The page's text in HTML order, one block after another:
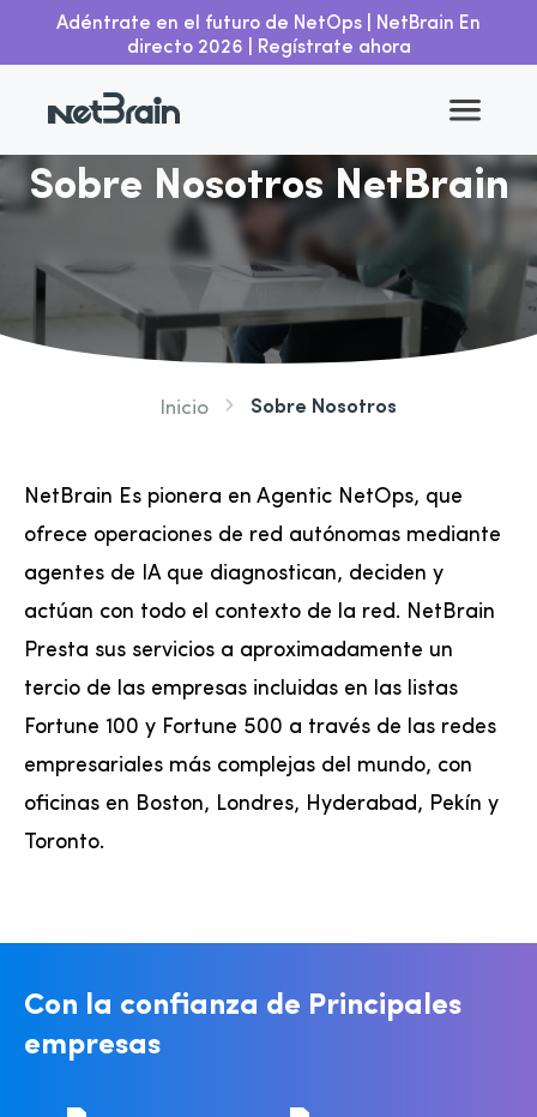
Adéntrate en el futuro de NetOps | NetBrain En
directo 2026 | Regístrate ahora
Sobre Nosotros NetBrain
Inicio Sobre Nosotros
NetBrain Es pionera en Agentic NetOps, que
ofrece operaciones de red autónomas mediante
agentes de IA que diagnostican, deciden y
actúan con todo el contexto de la red. NetBrain
Presta sus servicios a aproximadamente un
tercio de las empresas incluidas en las listas
Fortune 100 y Fortune 500 a través de las redes
empresariales más complejas del mundo, con
oficinas en Boston, Londres, Hyderabad, Pekín y
Toronto.
Con la confianza de Principales
empresas